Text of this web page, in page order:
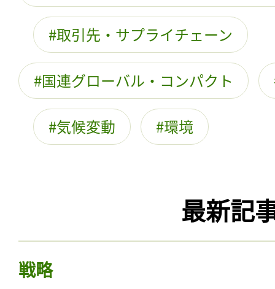
取引先・サプライチェーン
国連グローバル・コンパクト
気候変動 環境
最新記
戦略